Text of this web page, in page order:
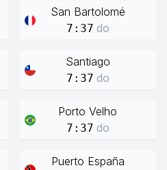
San Bartolomé
7:37 do
Santiago
7:37 do
Porto Velho
7:37 do
Puerto España